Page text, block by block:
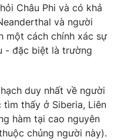
nếu không có sự chấp
khi phát hành lại
Châu Phi và có khả
và người
một cách chính xác sự
- đặc biệt là trường
duy nhất về người
thấy ở Siberia, Liên
hàm tại cao nguyên
chủng người này).